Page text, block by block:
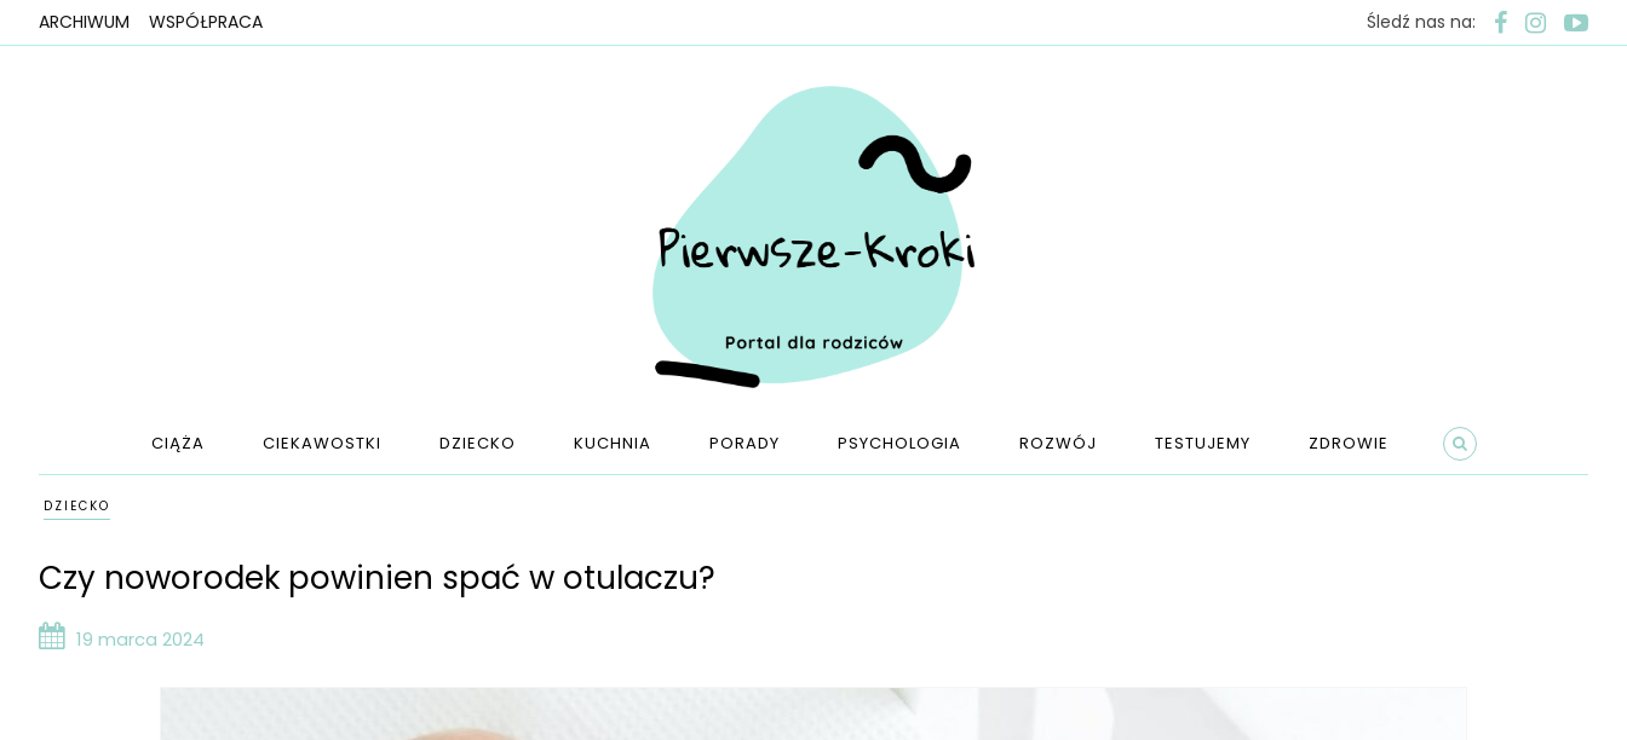
ARCHIWUM WSPÓŁPRACA Śledź nas na:
CIĄŻA CIEKAWOSTKI DZIECKO KUCHNIA PORADY PSYCHOLOGIA ROZWÓJ TESTUJEMY ZDROWIE
DZIECKO
Czy noworodek powinien spać w otulaczu?
19 marca 2024